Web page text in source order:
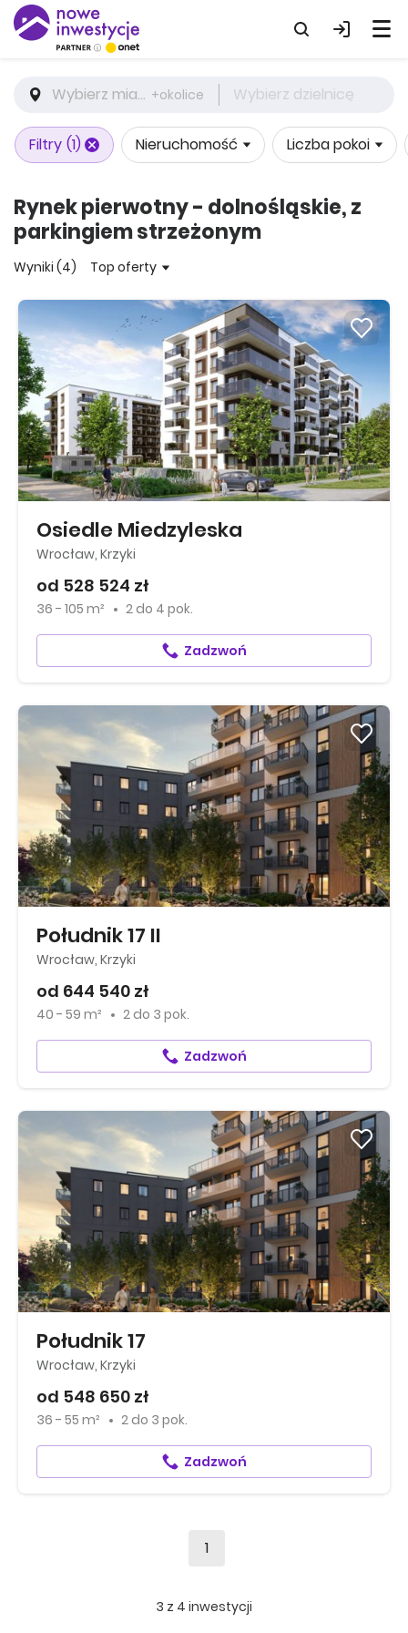
Wybierz miasto +okolice Wybierz dzielnicę
Filtry (1) Nieruchomość Liczba pokoi
Rynek pierwotny - dolnośląskie, z
parkingiem strzeżonym
Wyniki (4) Top oferty
Osiedle Miedzyleska
Wrocław, Krzyki
od 528 524 zł
36 - 105 m² 2 do 4 pok.
Zadzwoń
Południk 17 II
Wrocław, Krzyki
od 644 540 zł
40 - 59 m² 2 do 3 pok.
Zadzwoń
Południk 17
Wrocław, Krzyki
od 548 650 zł
36 - 55 m² 2 do 3 pok.
Zadzwoń
1
3 z 4 inwestycji